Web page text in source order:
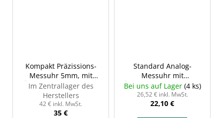
Kompakt Präzissions-
Messuhr 5mm, mit
Ösenrückwand, INSIZE
2311-5
Im Zentrallager des
Herstellers
42 € inkl. MwSt.
35 €
Standard Analog-
Messuhr mit
Ösenrückwand, 10/0,01
mm, INSIZE 2308-10A
Bei uns auf Lager (4 ks)
26,52 € inkl. MwSt.
22,10 €